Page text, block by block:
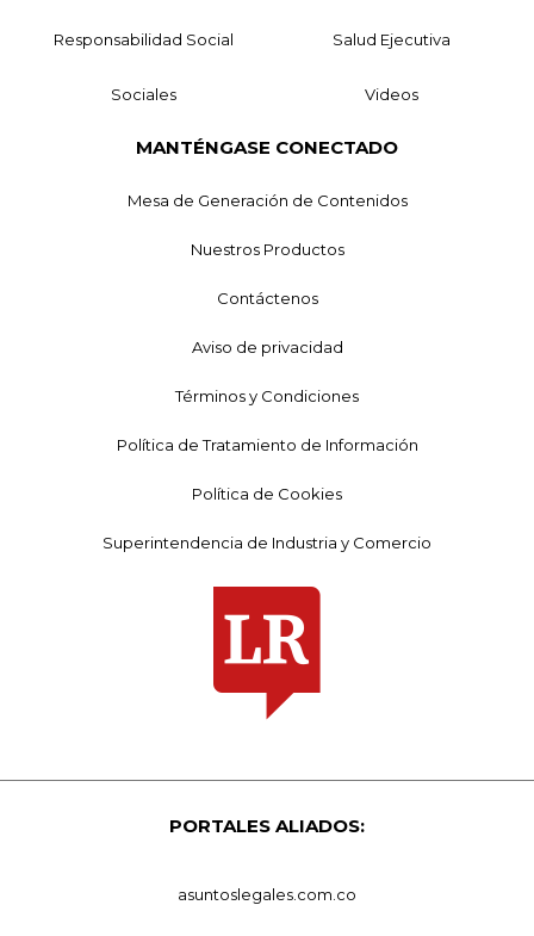
Responsabilidad Social Salud Ejecutiva
Sociales Videos
MANTÉNGASE CONECTADO
Mesa de Generación de Contenidos
Nuestros Productos
Contáctenos
Aviso de privacidad
Términos y Condiciones
Política de Tratamiento de Información
Política de Cookies
Superintendencia de Industria y Comercio
PORTALES ALIADOS:
asuntoslegales.com.co